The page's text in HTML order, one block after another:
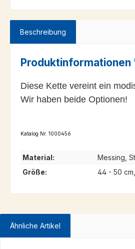
Beschreibung
Diese Kette vereint ein
Wir haben beide Optionen!
Katalog Nr. 1000456
Material:
Messing,
Größe:
44 - 50
Ähnliche Artikel